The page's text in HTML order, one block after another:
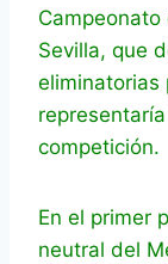
Sevilla, que
eliminatorias
competición.
En el primer
neutral del